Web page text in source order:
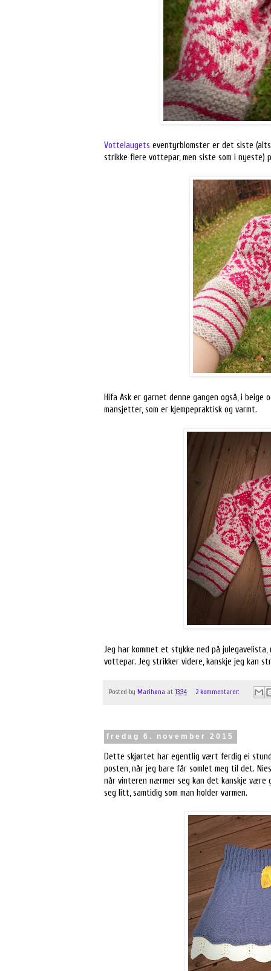
Vottelaugets eventyrblomster er det siste
strikke flere vottepar, men siste som i
Hifa Ask er garnet denne gangen også, i beige
mansjetter, som er kjempepraktisk og varmt.
Jeg har kommet et stykke ned på
vottepar. Jeg strikker videre, kanskje jeg kan
Posted by Marihøna at 13:34 2 kommentarer:
fredag 6. november 2015
Dette skjørtet har egentlig vært ferdig ei
posten, når jeg bare får somlet meg til det.
når vinteren nærmer seg kan det kanskje
seg litt, samtidig som man holder varmen.